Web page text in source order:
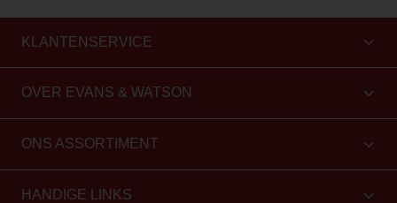
KLANTENSERVICE
OVER EVANS & WATSON
ONS ASSORTIMENT
HANDIGE LINKS